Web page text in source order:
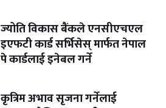
ज्योति विकास बैंकले एनसीएचएल
इएफटी कार्ड सर्भिसेस् मार्फत नेपाल
पे कार्डलाई इनेबल गर्ने
कृत्रिम अभाव सृजना गर्नेलाई